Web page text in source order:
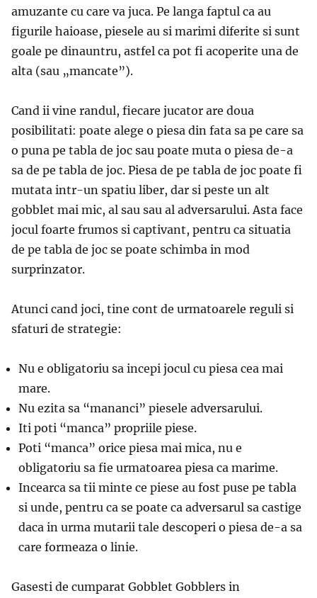
amuzante cu care va juca. Pe langa faptul ca au
figurile haioase, piesele au si marimi diferite si sunt
goale pe dinauntru, astfel ca pot fi acoperite una de
alta (sau „mancate”).
Cand ii vine randul, fiecare jucator are doua
posibilitati: poate alege o piesa din fata sa pe care sa
o puna pe tabla de joc sau poate muta o piesa de-a
sa de pe tabla de joc. Piesa de pe tabla de joc poate fi
mutata intr-un spatiu liber, dar si peste un alt
gobblet mai mic, al sau sau al adversarului. Asta face
jocul foarte frumos si captivant, pentru ca situatia
de pe tabla de joc se poate schimba in mod
surprinzator.
Atunci cand joci, tine cont de urmatoarele reguli si
sfaturi de strategie:
Nu e obligatoriu sa incepi jocul cu piesa cea mai
mare.
Nu ezita sa “mananci” piesele adversarului.
Iti poti “manca” propriile piese.
Poti “manca” orice piesa mai mica, nu e
obligatoriu sa fie urmatoarea piesa ca marime.
Incearca sa tii minte ce piese au fost puse pe tabla
si unde, pentru ca se poate ca adversarul sa castige
daca in urma mutarii tale descoperi o piesa de-a sa
care formeaza o linie.
Gasesti de cumparat Gobblet Gobblers in